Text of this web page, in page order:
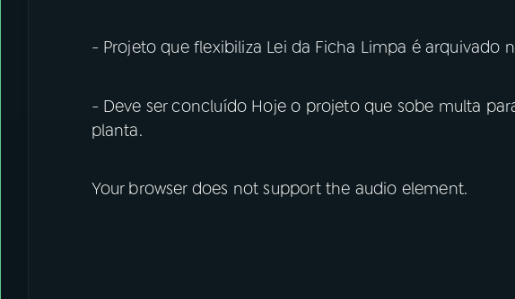
- Projeto que flexibiliza Lei da Ficha Limpa é arquivado
- Deve ser concluído Hoje o projeto que sobe multa
planta.
Your browser does not support the audio element.